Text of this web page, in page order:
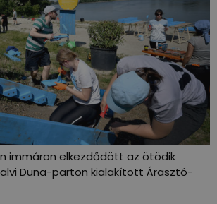
immáron elkezdődött az ötödik
Duna-parton kialakított Árasztó-